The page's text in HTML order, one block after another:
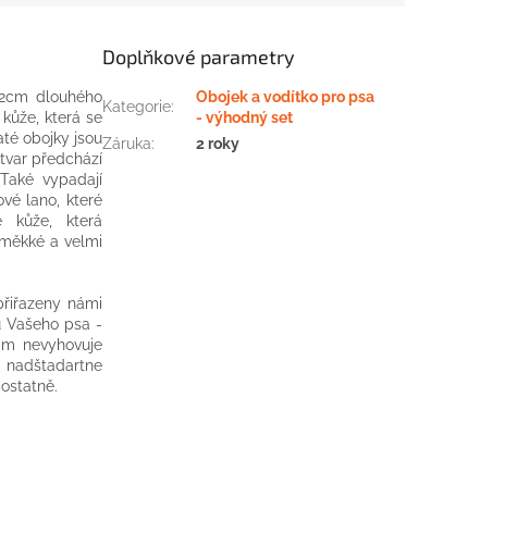
dlouhého
která se
obojky jsou
předchází
vypadají
lano, které
kůže, která
a velmi
námi
psa -
nevyhovuje
Doplňkové parametry
Kategorie:
Obojek a vodítko pro psa
- výhodný set
Záruka: 2 roky